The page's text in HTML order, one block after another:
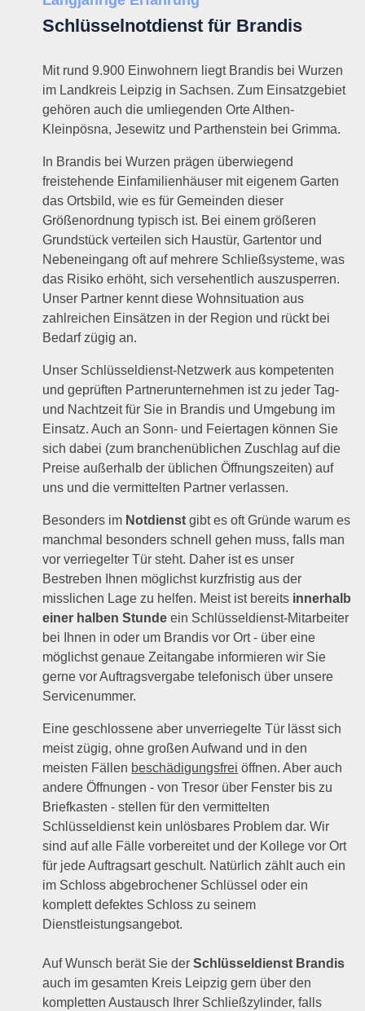
Schlüsselnotdienst für Brandis
Mit rund 9.900 Einwohnern liegt Brandis bei Wurzen
im Landkreis Leipzig in Sachsen. Zum Einsatzgebiet
gehören auch die umliegenden Orte Althen-
Kleinpösna, Jesewitz und Parthenstein bei Grimma.
In Brandis bei Wurzen prägen überwiegend
freistehende Einfamilienhäuser mit eigenem Garten
das Ortsbild, wie es für Gemeinden dieser
Größenordnung typisch ist. Bei einem größeren
Grundstück verteilen sich Haustür, Gartentor und
Nebeneingang oft auf mehrere Schließsysteme, was
das Risiko erhöht, sich versehentlich auszusperren.
Unser Partner kennt diese Wohnsituation aus
zahlreichen Einsätzen in der Region und rückt bei
Bedarf zügig an.
Unser Schlüsseldienst-Netzwerk aus kompetenten
und geprüften Partnerunternehmen ist zu jeder Tag-
und Nachtzeit für Sie in Brandis und Umgebung im
Einsatz. Auch an Sonn- und Feiertagen können Sie
sich dabei (zum branchenüblichen Zuschlag auf die
Preise außerhalb der üblichen Öffnungszeiten) auf
uns und die vermittelten Partner verlassen.
Besonders im Notdienst gibt es oft Gründe warum es
manchmal besonders schnell gehen muss, falls man
vor verriegelter Tür steht. Daher ist es unser
Bestreben Ihnen möglichst kurzfristig aus der
misslichen Lage zu helfen. Meist ist bereits innerhalb
einer halben Stunde ein Schlüsseldienst-Mitarbeiter
bei Ihnen in oder um Brandis vor Ort - über eine
möglichst genaue Zeitangabe informieren wir Sie
gerne vor Auftragsvergabe telefonisch über unsere
Servicenummer.
Eine geschlossene aber unverriegelte Tür lässt sich
meist zügig, ohne großen Aufwand und in den
meisten Fällen beschädigungsfrei öffnen. Aber auch
andere Öffnungen - von Tresor über Fenster bis zu
Briefkasten - stellen für den vermittelten
Schlüsseldienst kein unlösbares Problem dar. Wir
sind auf alle Fälle vorbereitet und der Kollege vor Ort
für jede Auftragsart geschult. Natürlich zählt auch ein
im Schloss abgebrochener Schlüssel oder ein
komplett defektes Schloss zu seinem
Dienstleistungsangebot.
Auf Wunsch berät Sie derSchlüsseldienst Brandis
auch im gesamten Kreis Leipzig gern über den
kompletten Austausch Ihrer Schließzylinder, falls